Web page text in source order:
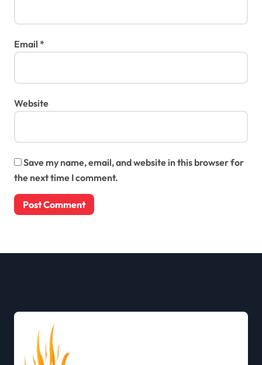
Email *
Website
Save my name, email, and website in this browser for
the next time I comment.